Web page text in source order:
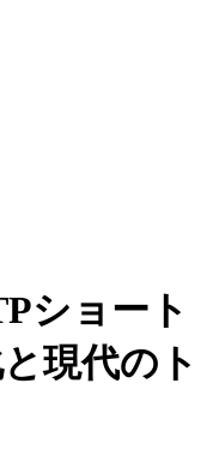
ショート
現代のト